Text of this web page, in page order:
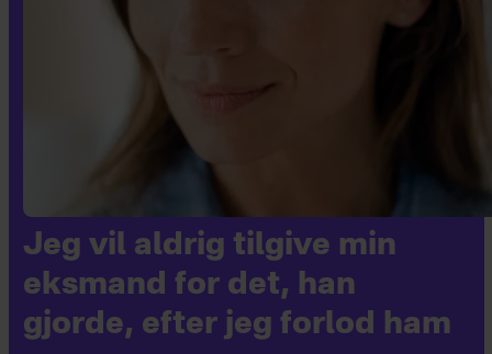
Jeg vil aldrig tilgive min
eksmand for det, han
gjorde, efter jeg forlod ham